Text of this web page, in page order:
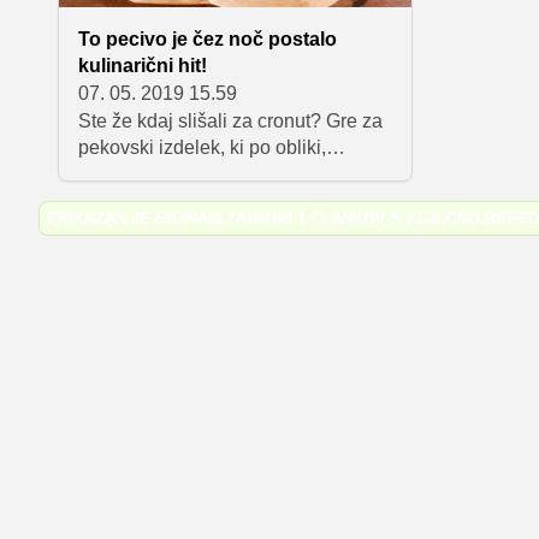
To pecivo je čez noč postalo
kulinarični hit!
07. 05. 2019 15.59
Ste že kdaj slišali za cronut? Gre za
pekovski izdelek, ki po obliki,
spominja na ameriški krof, a ko
ugriznemo vanj, nas presenetijo
PRIKAZAN JE SEZNAM ZADNJIH 1 ČLANKOV S KLJUČNO